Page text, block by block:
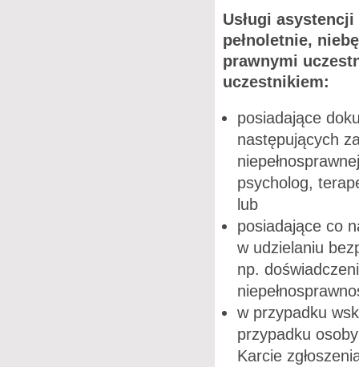
Usługi
pełnoletnie,
prawnymi
uczestnikiem:
posiadające
następujących
psycholog,
lub
posiadające co
w udzielaniu
np.
w przypadku
przypadku
Karcie